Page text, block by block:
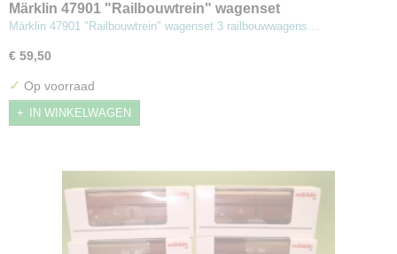
Märklin 47901 "Railbouwtrein" wagenset
Märklin 47901 "Railbouwtrein" wagenset 3 railbouwwagens…
€ 59,50
✓ Op voorraad
IN WINKELWAGEN